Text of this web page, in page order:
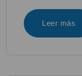
Leer más